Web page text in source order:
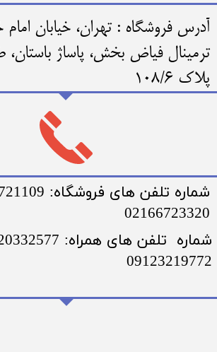
​​آدرس فروشگاه : تهران، خیابان
ترمینال فیاض بخش، پاساژ
پلاک 108/6
02166723320
09123219772